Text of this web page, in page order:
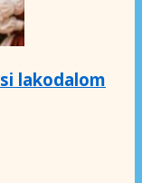
lakodalom